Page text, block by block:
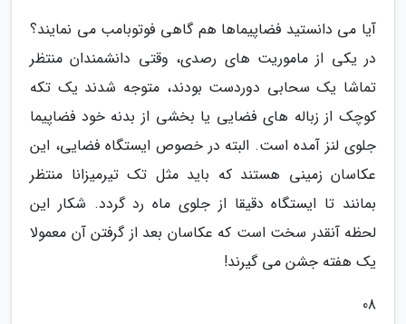
آیا می دانستید فضاپیماها هم گاهی فوتوبامب می نمایند؟
در یکی از ماموریت های رصدی، وقتی دانشمندان منتظر
تماشا یک سحابی دوردست بودند، متوجه شدند یک تکه
کوچک از زباله های فضایی یا بخشی از بدنه خود فضاپیما
جلوی لنز آمده است. البته در خصوص ایستگاه فضایی، این
عکاسان زمینی هستند که باید مثل تک تیرمیزانا منتظر
بمانند تا ایستگاه دقیقا از جلوی ماه رد گردد. شکار این
لحظه آنقدر سخت است که عکاسان بعد از گرفتن آن معمولا
یک هفته جشن می گیرند!
08